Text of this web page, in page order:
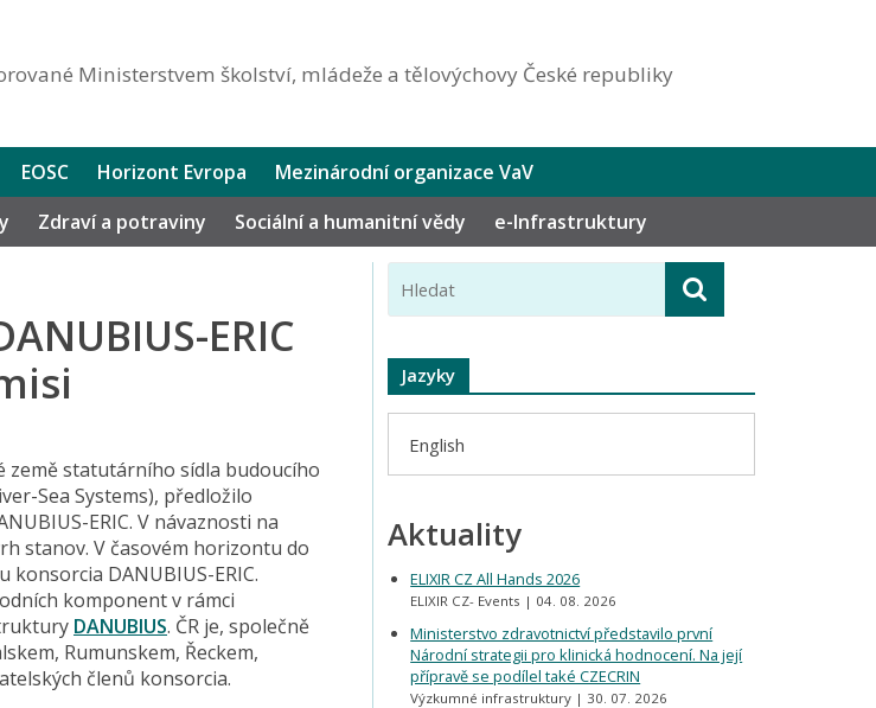
Ministerstvem školství, mládeže a tělovýchovy České republiky
EOSC Horizont Evropa
Mezinárodní organizace VaV
Zdraví a potraviny Sociální a humanitní vědy e-Infrastruktury
ERIC
země statutárního sídla budoucího
Sea Systems), předložilo
ERIC. V návaznosti na
stanov. V časovém horizontu do
DANUBIUS-ERIC.
komponent v rámci
DANUBIUS. ČR je, společně
Rumunskem, Řeckem,
členů konsorcia.
Jazyky
English
Aktuality
ELIXIR CZ All Hands 2026
ELIXIR CZ- Events 04. 08. 2026
Ministerstvo zdravotnictví představilo první
Národní strategii pro klinická hodnocení. Na její
přípravě se podílel také CZECRIN
Výzkumné infrastruktury 30. 07. 2026